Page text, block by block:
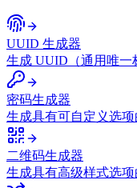
UUID 生成器
生成 UUID（通用唯一
密码生成器
生成具有可自定义选
二维码生成器
生成具有高级样式选